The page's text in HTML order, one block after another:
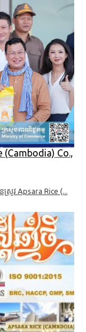
(Cambodia) Co.,
ស្រូវ Apsara Rice (...